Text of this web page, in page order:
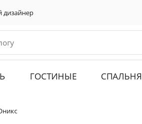
дизайнер
ГОСТИНЫЕ СПАЛЬНЯ